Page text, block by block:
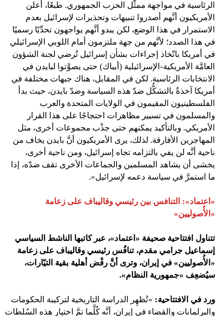
الرئاسية في مواجهة ممثِّل الحزب الجمهوري. طبعًا، أعلن
الأمريكيون أنَّهم أصدروا تنبيهات وتحذيرات لإسرائيل بعدم
الاستمرار في هذا الوضع، لكن يبدو أنَّهم يواجهون تحدِّيًا رسميًا
في هذا الصدد؛ لأنَّهم من جهة ملتزمون أمام اللوبي الإسرائيلي
في أمريكا باتّخاذ إجراءات بشأن إسرائيل تُرضي لجنة الشؤون
العامَّة الأمريكية-الإسرائيلية (أيباك) حتى يصوَّتوا لبايدن في
الانتخابات الرئاسية. لكن في المقابل، هناك جبهات مختلفة في
أمريكا آخذةٌ بالتشكُّل ضدّ هذه السياسة وضدّ بايدن، حيث بدأ
الفلسطينيون المقيمون في الولايات المتحدة والعرب
والمسلمون في تسيير مظاهرات احتجاجًا على هذا القرار
الأمريكي. وبالتأكيد يمكنهم حتى جذْب مجموعات أخرى، مثل
المهاجرين الأفارقة. لذلك، يرى الأمريكيون أنَّ بايدن يخاف من
ناحية أنَّه لن يفي بالتزامه تجاه إسرائيل، ومن ناحية أخرى،
يخشى أن يشاهد المسلمين والجماعات الأخرى تقف ضدّه، إذا
ما استمرَّ في سياسة دعمه لإسرائيل».
«اعتماد»: التنافس بين رئيسي وقاليباف على زعامة
«الأُصوليين»
تتناول افتتاحية صحيفة «اعتماد»، عبر كاتبها الناشط السياسي
إسماعيل جرامي مقدم، تنافُس رئيسي وقاليباف على زعامة
«الأُصوليين» في إيران، وترى أنَّ رفْض أهلية بقية التيّارات،
سيُضعِف «جمهورية النظام».
ورد في الافتتاحية: «تُظهِر الدراسة التاريخية لتركيبة الحكومات
والبرلمانات والقضاء في إيران، أنَّه كُلَّما تمَّ اختيار هذه السُلطات